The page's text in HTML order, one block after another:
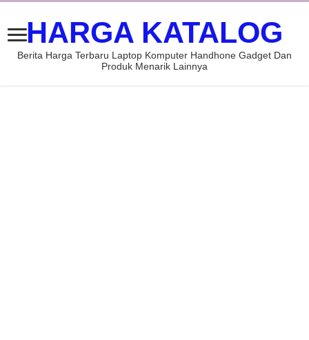
HARGA KATALOG
Berita Harga Terbaru Laptop Komputer Handhone Gadget Dan
Produk Menarik Lainnya